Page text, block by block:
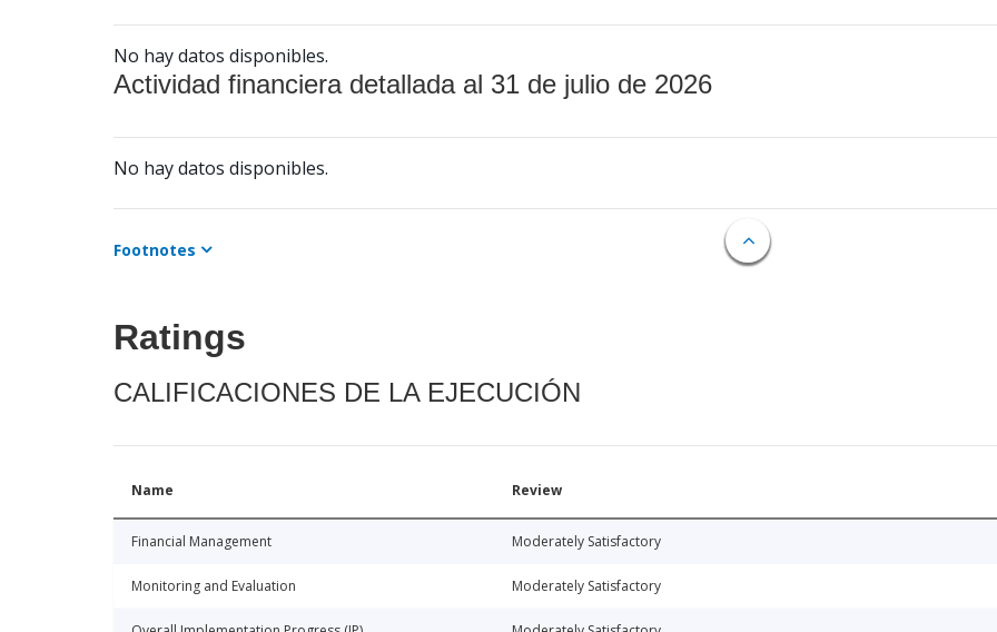
No hay datos disponibles.
Actividad financiera detallada al 31 de julio de 2026
No hay datos disponibles.
Footnotes
Ratings
CALIFICACIONES DE LA EJECUCIÓN
Name Review
Financial Management Moderately Satisfactory
Monitoring and Evaluation Moderately Satisfactory